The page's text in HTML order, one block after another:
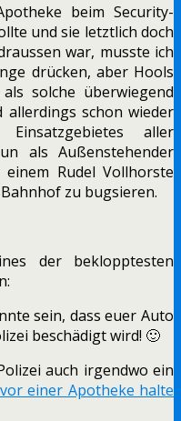
beim Security-
und sie letztlich doch
war, musste ich
drücken, aber Hools
solche überwiegend
schon wieder
aller
als Außenstehender
Rudel Vollhorste
zu bugsieren.
der beklopptesten
sein, dass euer Auto
beschädigt wird! 🙂
auch irgendwo ein
einer Apotheke halte